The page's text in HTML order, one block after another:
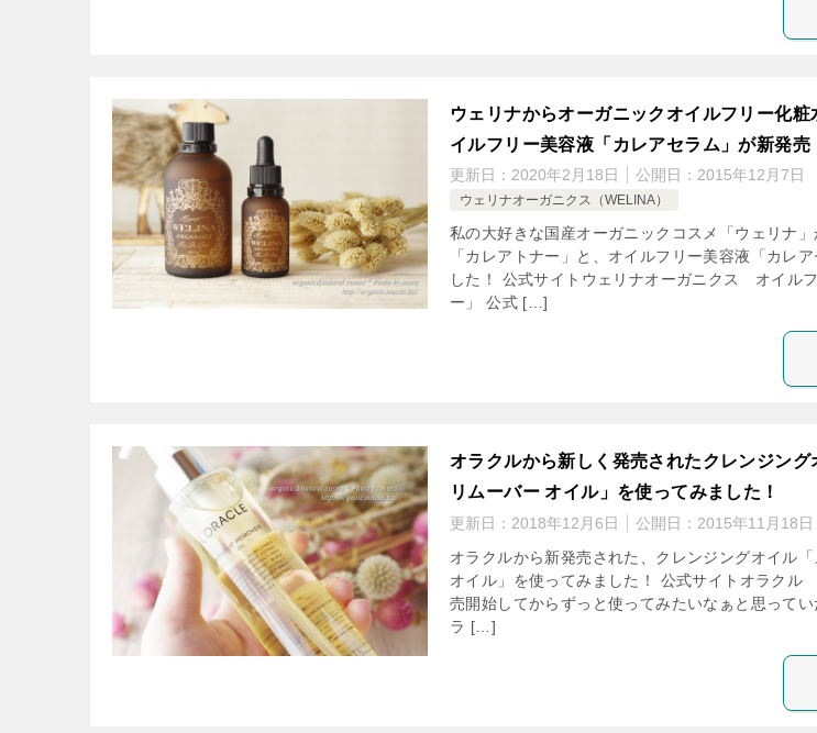
ウェリナからオーガニックオイルフリー化
イルフリー美容液「カレアセラム」が新発売
更新日： 2020年2月18日 公開日： 2015年12月7日
ウェリナオーガニクス（WELINA）
私の大好きな国産オーガニックコスメ「ウェリナ
「カレアトナー」と、オイルフリー美容液「カレ
した！ 公式サイトウェリナオーガニクス オイル
ー」 公式 […]
オラクルから新しく発売されたクレンジング
リムーバー オイル」を使ってみました！
更新日： 2018年12月6日 公開日： 2015年11月18日
オラクルから新発売された、クレンジングオイル
オイル」を使ってみました！ 公式サイトオラクル
売開始してからずっと使ってみたいなぁと思って
ラ […]